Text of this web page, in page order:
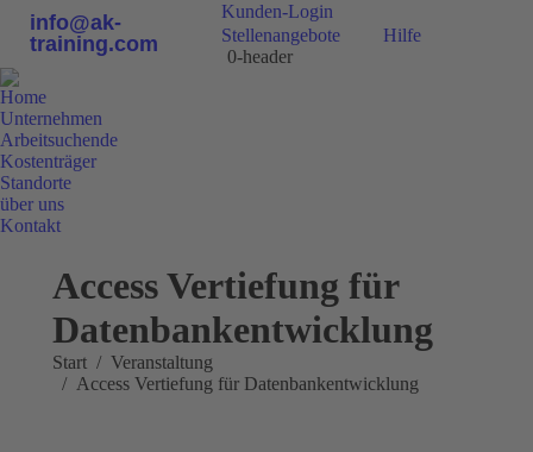
info@ak-
training.com
Kunden-Login
Stellenangebote
Hilfe
0-header
Home
Unternehmen
Arbeitsuchende
Kostenträger
Standorte
über uns
Kontakt
Access Vertiefung für
Datenbankentwicklung
Sie befinden sich hier:
Start
Veranstaltung
Access Vertiefung für Datenbankentwicklung